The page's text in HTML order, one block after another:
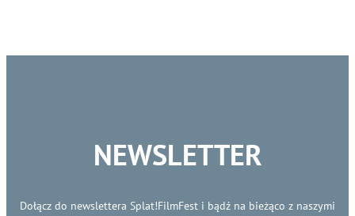
NEWSLETTER
Dołącz do newslettera Splat!FilmFest i bądź na bieżąco z naszymi